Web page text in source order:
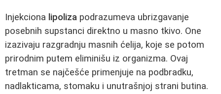
Injekciona lipoliza podrazumeva ubrizgavanje
posebnih supstanci direktno u masno tkivo. One
izazivaju razgradnju masnih ćelija, koje se potom
prirodnim putem eliminišu iz organizma. Ovaj
tretman se najčešće primenjuje na podbradku,
nadlakticama, stomaku i unutrašnjoj strani butina.